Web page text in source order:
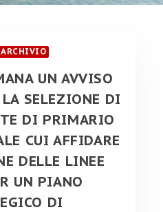
ARCHIVIO
UN AVVISO
SELEZIONE DI
DI PRIMARIO
CUI AFFIDARE
DELLE LINEE
UN PIANO
DI